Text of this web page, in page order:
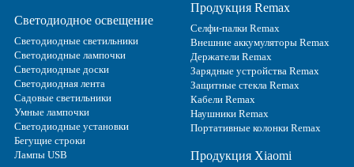
Светодиодное освещение
Светодиодные светильники
Светодиодные лампочки
Светодиодные доски
Светодиодная лента
Садовые светильники
Умные лампочки
Светодиодные установки
Бегущие строки
Лампы USB
Продукция Remax
Селфи-палки Remax
Внешние аккумуляторы Remax
Держатели Remax
Зарядные устройства Remax
Защитные стекла Remax
Кабели Remax
Наушники Remax
Портативные колонки Remax
Продукция Xiaomi